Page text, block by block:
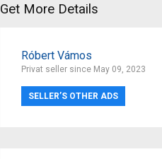
Get More Details
Róbert Vámos
Privat seller since May 09, 2023
SELLER’S OTHER ADS